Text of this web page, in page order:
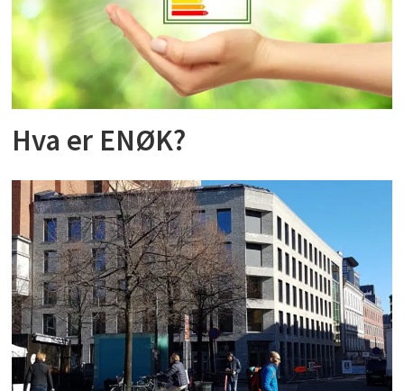
Hva er ENØK?